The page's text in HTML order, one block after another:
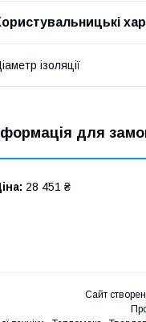
ізоляції
для
28 451 ₴
Сайт